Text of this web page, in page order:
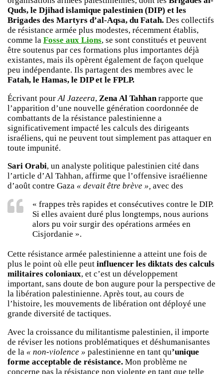
Quds, le Djihad islamique palestinien (DIP) et les
Brigades des Martyrs d’al-Aqsa, du Fatah. Des collectifs
de résistance armée plus modestes, récemment établis,
comme la Fosse aux Lions, se sont constitués et peuvent
être soutenus par ces formations plus importantes déjà
existantes, mais ils opèrent également de façon quelque
peu indépendante. Ils partagent des membres avec le
Fatah, le Hamas, le DIP et le FPLP.
Écrivant pour Al Jazeera, Zena Al Tahhan rapporte que
l’apparition d’une nouvelle génération coordonnée de
combattants de la résistance palestinienne a
significativement impacté les calculs des dirigeants
israéliens, qui ne peuvent tout simplement pas attaquer en
toute impunité.
Sari Orabi, un analyste politique palestinien cité dans
l’article d’Al Tahhan, affirme que l’offensive israélienne
d’août contre Gaza « devait être brève », avec des
« frappes très rapides et consécutives contre le DIP.
Si elles avaient duré plus longtemps, nous aurions
alors pu voir surgir des opérations armées en
Cisjordanie ».
Cette résistance armée palestinienne a atteint une fois de
plus le point où elle peut influencer les diktats des calculs
militaires coloniaux, et c’est un développement
important, sans doute de bon augure pour la perspective de
la libération palestinienne. Après tout, au cours de
l’histoire, les mouvements de libération ont déployé une
grande diversité de tactiques.
Avec la croissance du militantisme palestinien, il importe
de réviser les notions problématiques et déshumanisantes
de la « non-violence » palestinienne en tant qu’unique
forme acceptable de résistance. Mon problème ne
concerne pas la résistance non violente en tant que telle